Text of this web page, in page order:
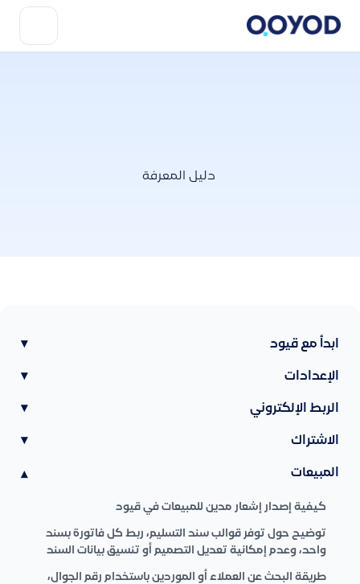
دليل المعرفة
ابدأ مع قيود ▾
الإعدادات ▾
الربط الإلكتروني ▾
الاشتراك ▾
المبيعات ▾
كيفية إصدار إشعار مدين للمبيعات في قيود
توضيح حول توفر قوالب سند التسليم، ربط كل فاتورة بسند
واحد، وعدم إمكانية تعديل التصميم أو تنسيق بيانات السند
طريقة البحث عن العملاء أو الموردين باستخدام رقم الجوال،